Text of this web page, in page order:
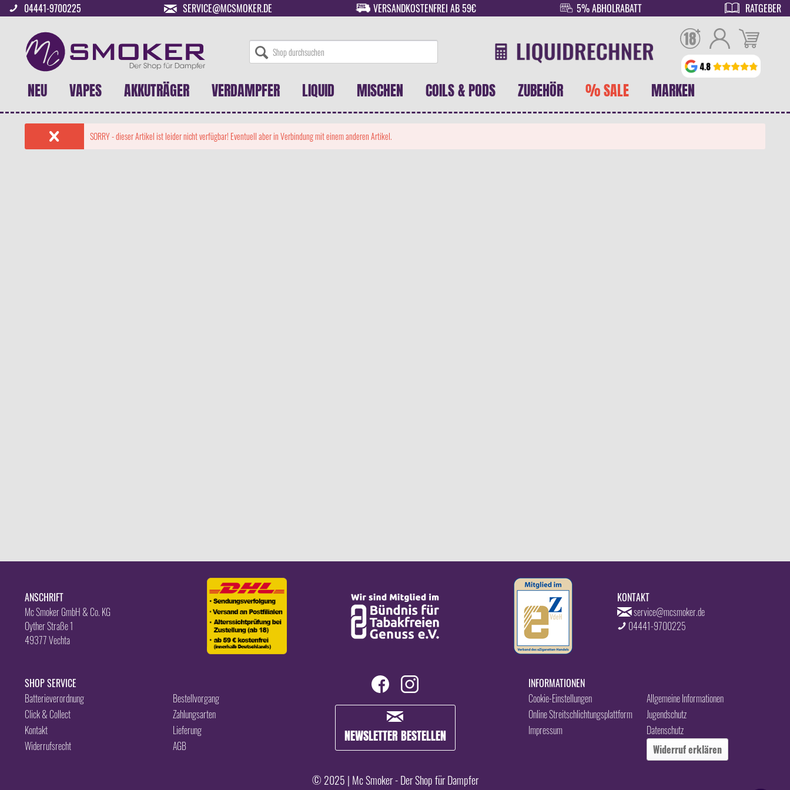
04441-9700225 SERVICE@MCSMOKER.DE VERSANDKOSTENFREI AB 59€ 5% ABHOLRABATT RATGEBER
NEU VAPES AKKUTRÄGER VERDAMPFER LIQUID MISCHEN COILS & PODS ZUBEHÖR % SALE MARKEN
SORRY - dieser Artikel ist leider nicht verfügbar! Eventuell aber in Verbindung mit einem anderen Artikel.
ANSCHRIFT
Mc Smoker GmbH & Co. KG
Oyther Straße 1
49377 Vechta
KONTAKT
service@mcsmoker.de
04441-9700225
SHOP SERVICE
Batterieverordnung
Bestellvorgang
Click & Collect
Zahlungsarten
Kontakt
Lieferung
Widerrufsrecht
AGB
NEWSLETTER BESTELLEN
INFORMATIONEN
Allgemeine Informationen
Cookie-Einstellungen
Jugendschutz
Online Streitschlichtungsplattform
Datenschutz
Impressum
Widerruf erklären
© 2025 | Mc Smoker - Der Shop für Dampfer